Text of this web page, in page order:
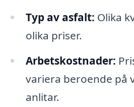
Typ av asfalt: Olika
olika priser.
Arbetskostnader:
variera beroende på
anlitar.